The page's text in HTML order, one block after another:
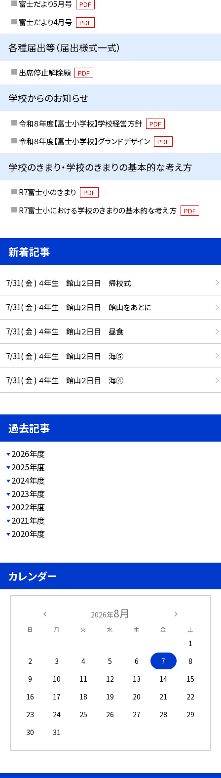
富士だより5月号 PDF
富士だより4月号 PDF
各種届出等（届出様式一式）
出席停止解除願 PDF
学校からのお知らせ
令和８年度【富士小学校】学校経営方針 PDF
令和８年度【富士小学校】グランドデザイン PDF
学校のきまり・学校のきまりの基本的な考え方
R7富士小のきまり PDF
R7富士小における学校のきまりの基本的な考え方 PDF
新着記事
7/31( 金 ) ４年生 館山２日目 帰校式
7/31( 金 ) ４年生 館山２日目 館山をあとに
7/31( 金 ) ４年生 館山２日目 昼食
7/31( 金 ) ４年生 館山２日目 海⑤
7/31( 金 ) ４年生 館山２日目 海④
過去記事
2026年度
2025年度
2024年度
2023年度
2022年度
2021年度
2020年度
カレンダー
2026年8月
日 月 火 水 木 金 土
1
2
3 4 5 6 7
8
9
10 11 12 13 14
15
16
17 18 19 20 21
22
23
24 25 26 27 28
29
30
31